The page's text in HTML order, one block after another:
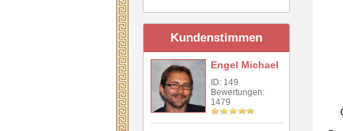
Kundenstimmen
Engel Michael
ID: 149
Bewertungen:
1479